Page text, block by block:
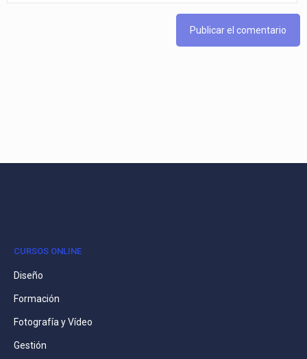
CURSOS ONLINE
Diseño
Formación
Fotografía y Vídeo
Gestión